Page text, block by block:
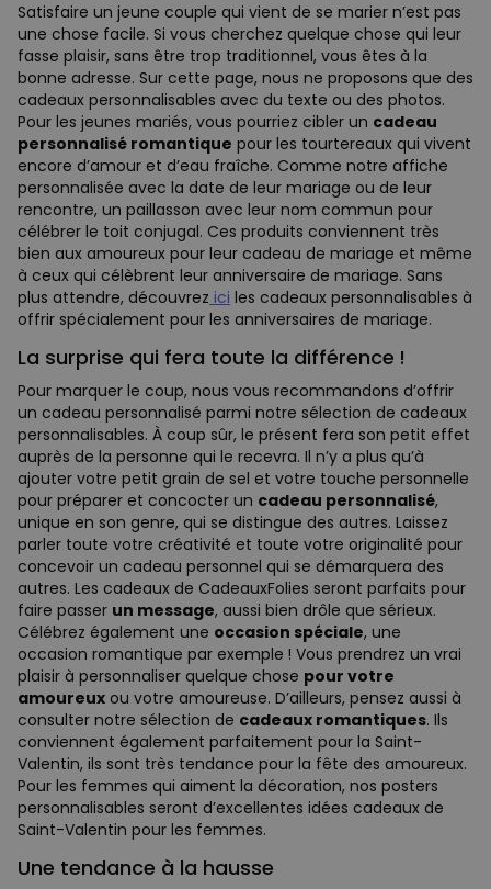
Satisfaire un jeune couple qui vient de se marier n’est pas
une chose facile. Si vous cherchez quelque chose qui leur
fasse plaisir, sans être trop traditionnel, vous êtes à la
bonne adresse. Sur cette page, nous ne proposons que des
cadeaux personnalisables avec du texte ou des photos.
Pour les jeunes mariés, vous pourriez cibler un cadeau
personnalisé romantique pour les tourtereaux qui vivent
encore d’amour et d’eau fraîche. Comme notre affiche
personnalisée avec la date de leur mariage ou de leur
rencontre, un paillasson avec leur nom commun pour
célébrer le toit conjugal. Ces produits conviennent très
bien aux amoureux pour leur cadeau de mariage et même
à ceux qui célèbrent leur anniversaire de mariage. Sans
plus attendre, découvrez ici les cadeaux personnalisables à
offrir spécialement pour les anniversaires de mariage.
La surprise qui fera toute la différence !
Pour marquer le coup, nous vous recommandons d’offrir
un cadeau personnalisé parmi notre sélection de cadeaux
personnalisables. À coup sûr, le présent fera son petit effet
auprès de la personne qui le recevra. Il n’y a plus qu’à
ajouter votre petit grain de sel et votre touche personnelle
pour préparer et concocter un cadeau personnalisé,
unique en son genre, qui se distingue des autres. Laissez
parler toute votre créativité et toute votre originalité pour
concevoir un cadeau personnel qui se démarquera des
autres. Les cadeaux de CadeauxFolies seront parfaits pour
faire passer un message, aussi bien drôle que sérieux.
Célébrez également une occasion spéciale, une
occasion romantique par exemple ! Vous prendrez un vrai
plaisir à personnaliser quelque chose pour votre
amoureux ou votre amoureuse. D’ailleurs, pensez aussi à
consulter notre sélection de cadeaux romantiques. Ils
conviennent également parfaitement pour la Saint-
Valentin, ils sont très tendance pour la fête des amoureux.
Pour les femmes qui aiment la décoration, nos posters
personnalisables seront d’excellentes idées cadeaux de
Saint-Valentin pour les femmes.
Une tendance à la hausse